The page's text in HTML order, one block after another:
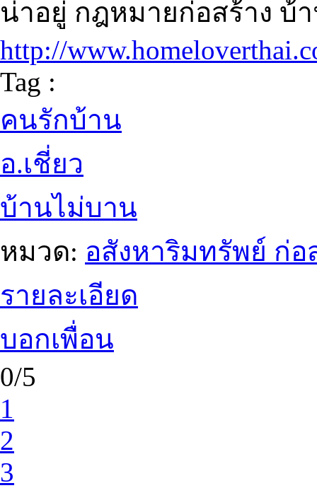
น่าอยู่ กฎหมายก่อสร้าง บ้
http://
Tag :
คนรักบ้าน
อ.เชี่ยว
บ้านไม่บาน
หมวด: อสังหาริมทรัพย์ ก่
รายละเอียด
บอกเพื่อน
0/5
1
2
3